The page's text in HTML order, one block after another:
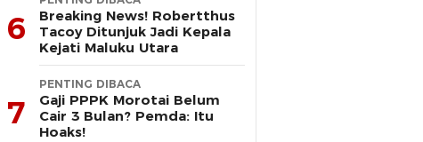
6
Breaking News! Robertthus
Tacoy Ditunjuk Jadi Kepala
Kejati Maluku Utara
7
PENTING DIBACA
Gaji PPPK Morotai Belum
Cair 3 Bulan? Pemda: Itu
Hoaks!